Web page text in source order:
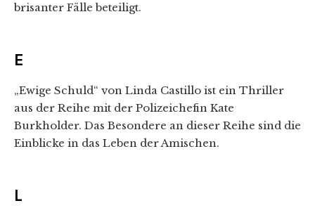
brisanter Fälle beteiligt.
E
„Ewige Schuld“ von Linda Castillo ist ein Thriller
aus der Reihe mit der Polizeichefin Kate
Burkholder. Das Besondere an dieser Reihe sind die
Einblicke in das Leben der Amischen.
L